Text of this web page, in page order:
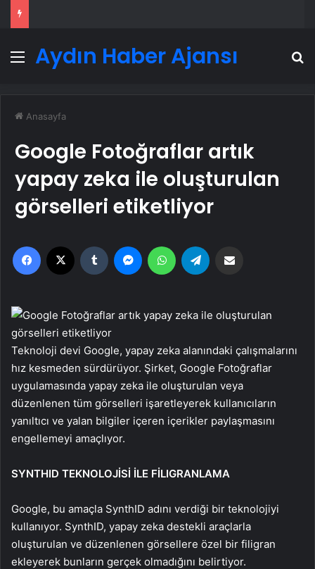
Menü
Aydın Haber Ajansı
Anasayfa
Google Fotoğraflar artık
yapay zeka ile oluşturulan
görselleri etiketliyor
Facebook Tumblr MessengerWhatsApp
Teknoloji devi Google, yapay zeka alanındaki çalışmalarını
hız kesmeden sürdürüyor. Şirket, Google Fotoğraflar
uygulamasında yapay zeka ile oluşturulan veya
düzenlenen tüm görselleri işaretleyerek kullanıcıların
yanıltıcı ve yalan bilgiler içeren içerikler paylaşmasını
engellemeyi amaçlıyor.
SYNTHID TEKNOLOJİSİ İLE FİLIGRANLAMA
Google, bu amaçla SynthID adını verdiği bir teknolojiyi
kullanıyor. SynthID, yapay zeka destekli araçlarla
oluşturulan ve düzenlenen görsellere özel bir filigran
ekleyerek bunların gerçek olmadığını belirtiyor.